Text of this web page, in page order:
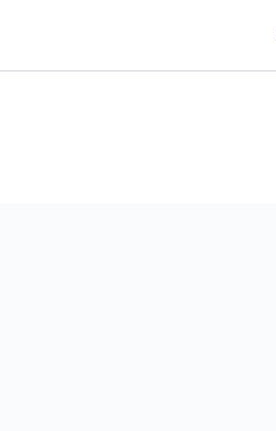
inhoud